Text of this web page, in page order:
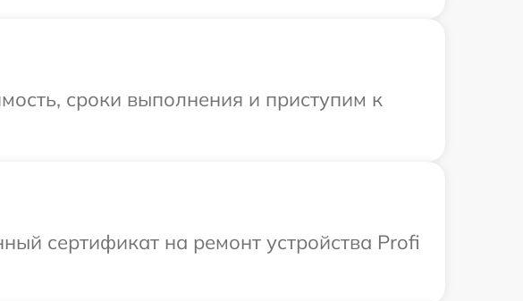
сроки выполнения и приступим к
сертификат на ремонт устройства Profi